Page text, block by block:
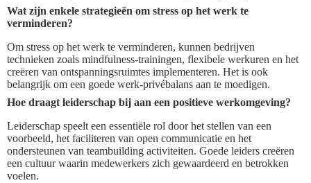
Wat zijn enkele strategieën om stress op het werk te
verminderen?
Om stress op het werk te verminderen, kunnen bedrijven
technieken zoals mindfulness-trainingen, flexibele werkuren en het
creëren van ontspanningsruimtes implementeren. Het is ook
belangrijk om een goede werk-privébalans aan te moedigen.
Hoe draagt leiderschap bij aan een positieve werkomgeving?
Leiderschap speelt een essentiële rol door het stellen van een
voorbeeld, het faciliteren van open communicatie en het
ondersteunen van teambuilding activiteiten. Goede leiders creëren
een cultuur waarin medewerkers zich gewaardeerd en betrokken
voelen.